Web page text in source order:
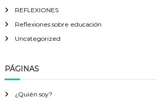
REFLEXIONES
Reflexiones sobre educación
Uncategorized
PÁGINAS
¿Quién soy?